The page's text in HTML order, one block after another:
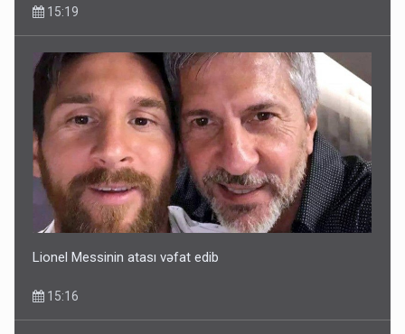
15:19
Lionel Messinin atası vəfat edib
15:16